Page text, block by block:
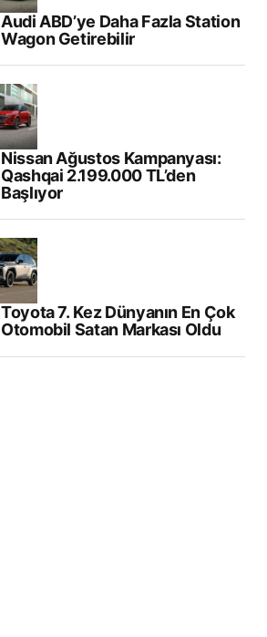
Audi ABD’ye Daha Fazla Station
Wagon Getirebilir
Nissan Ağustos Kampanyası:
Qashqai 2.199.000 TL’den
Başlıyor
Toyota 7. Kez Dünyanın En Çok
Otomobil Satan Markası Oldu